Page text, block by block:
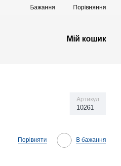
Бажання Порівняння
Мій кошик
Артикул
10261
Порівняти В бажання